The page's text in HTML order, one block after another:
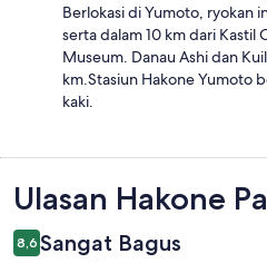
Berlokasi di Yumoto, ryokan
serta dalam 10 km dari
Museum. Danau Ashi dan
km.Stasiun Hakone Yumoto
kaki.
Ulasan
Ulasan Hakone
8,6 Sangat Bagus